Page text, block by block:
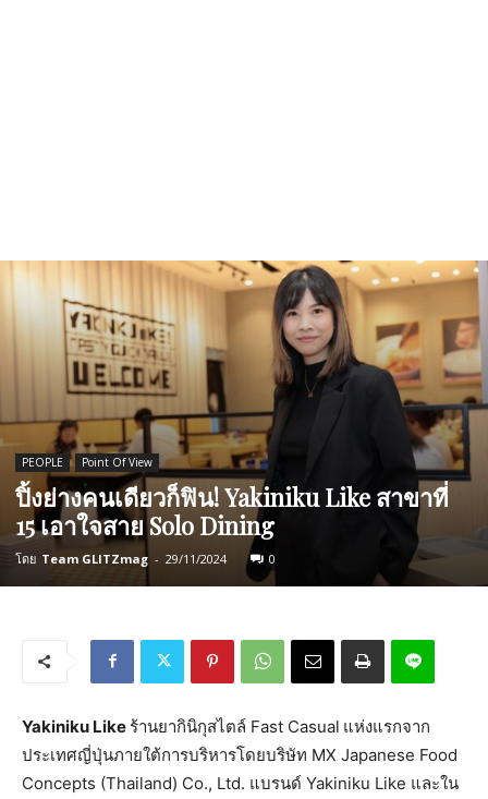
PEOPLE Point Of View
ปิ้งย่างคนเดียวก็ฟิน! Yakiniku Like สาขาที่
15 เอาใจสาย Solo Dining
โดย Team GLITZmag - 29/11/2024 0
Yakiniku Like ร้านยากินิกุสไตล์ Fast Casual แห่งแรกจาก
ประเทศญี่ปุ่นภายใต้การบริหารโดยบริษัท MX Japanese Food
Concepts (Thailand) Co., Ltd. แบรนด์ Yakiniku Like และใน